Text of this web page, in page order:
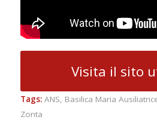
Visita il sito
Tags: ANS, Basilica Maria
Zonta